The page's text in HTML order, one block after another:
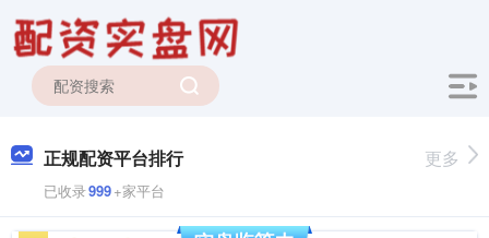
正规配资平台排行
已收录999+家平台
更多